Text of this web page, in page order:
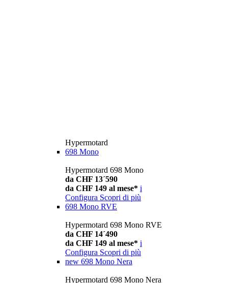
Hypermotard
698 Mono
Hypermotard 698 Mono
da CHF 13´590
da CHF 149 al mese* i
Configura Scopri di più
698 Mono RVE
Hypermotard 698 Mono RVE
da CHF 14´490
da CHF 149 al mese* i
Configura Scopri di più
new 698 Mono Nera
Hypermotard 698 Mono Nera